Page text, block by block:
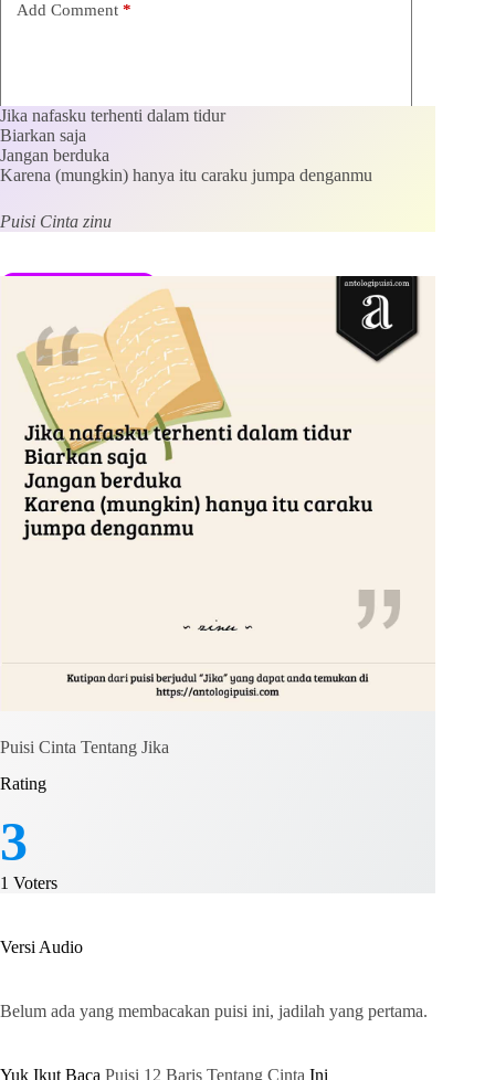
Add Comment *
next time I comment.
Kirim Komentar
Jika nafasku terhenti dalam tidur
Biarkan saja
Jangan berduka
Karena (mungkin) hanya itu caraku jumpa denganmu
Puisi Cinta zinu
Puisi Cinta Tentang Jika
Rating
3
1 Voters
Versi Audio
Belum ada yang membacakan puisi ini, jadilah yang pertama.
Yuk Ikut Baca Puisi 12 Baris Tentang Cinta Ini